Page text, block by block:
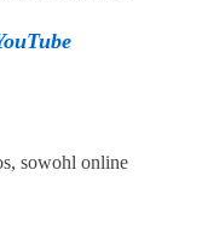
sowohl online